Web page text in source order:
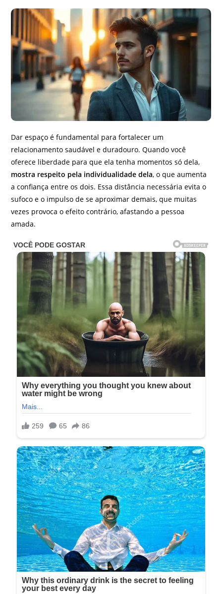
Dar espaço é fundamental para fortalecer um
relacionamento saudável e duradouro. Quando você
oferece liberdade para que ela tenha momentos só dela,
mostra respeito pela individualidade dela, o que aumenta
a confiança entre os dois. Essa distância necessária evita o
sufoco e o impulso de se aproximar demais, que muitas
vezes provoca o efeito contrário, afastando a pessoa
amada.